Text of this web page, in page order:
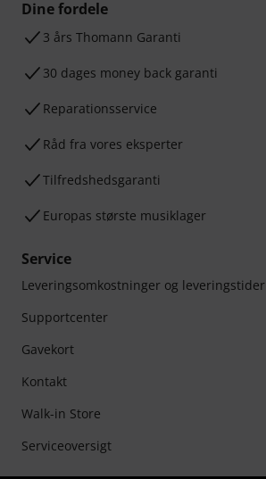
Dine fordele
3 års Thomann Garanti
30 dages money back garanti
Reparationsservice
Råd fra vores eksperter
Tilfredshedsgaranti
Europas største musiklager
Service
Leveringsomkostninger og leveringstider
Supportcenter
Gavekort
Kontakt
Walk-in Store
Serviceoversigt